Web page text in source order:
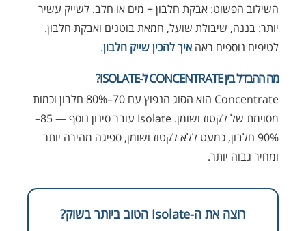
השילוב הפשוט: אבקת חלבון + מים או חלב. לשייק עשיר
יותר: בננה, שיבולת שועל, חמאת בוטנים ואבקת חלבון.
לטיפים נוספים ראה איך להכין שייק חלבון.
מה ההבדל בין CONCENTRATE ל-ISOLATE?
Concentrate הוא הסוג הנפוץ עם 70–80% חלבון וכמות
מסוימת של לקטוז ושומן. Isolate עובר סינון נוסף — 85–
90% חלבון, כמעט ללא לקטוז ושומן, ספיגה מהירה יותר
ומחיר גבוה יותר.
רוצה את ה-Isolate הטוב ביותר בשוק?